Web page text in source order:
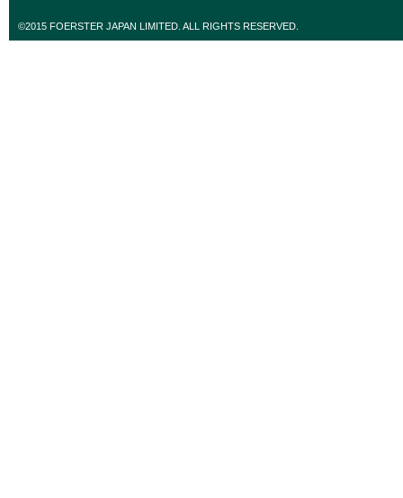
©2015 FOERSTER JAPAN LIMITED. ALL RIGHTS RESERVED.